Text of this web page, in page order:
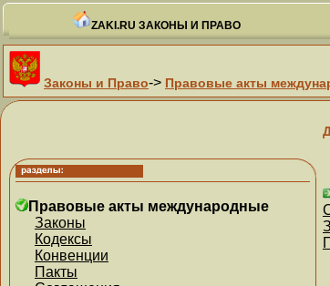
ZAKI.RU ЗАКОНЫ И ПРАВО
Законы и Право-> Правовые акты
Правовые акты международные
Законы
Кодексы
Конвенции
Пакты